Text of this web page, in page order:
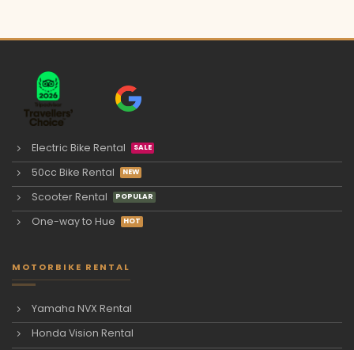
Electric Bike Rental
50cc Bike Rental
Scooter Rental
One-way to Hue
MOTORBIKE RENTAL
Yamaha NVX Rental
Honda Vision Rental